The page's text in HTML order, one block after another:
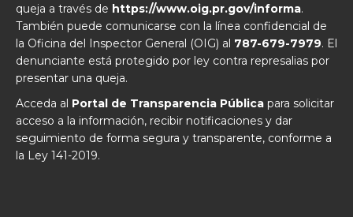
queja a través de https://www.oig.pr.gov/informa.
También puede comunicarse con la línea confidencial de
la Oficina del Inspector General (OIG) al 787-679-7979. El
denunciante está protegido por ley contra represalias por
presentar una queja.
Acceda al Portal de Transparencia Pública para solicitar
acceso a la información, recibir notificaciones y dar
seguimiento de forma segura y transparente, conforme a
la Ley 141-2019.